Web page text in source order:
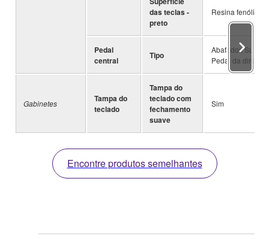
das teclas -
preto
Resina fenólica
Pedal
central
Tipo
Abafador,
Pedal da direita
Gabinetes
Tampa do
teclado
Tampa do
teclado com
fechamento
suave
Sim
Encontre produtos semelhantes